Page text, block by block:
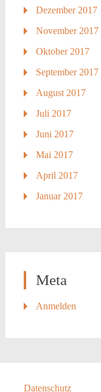
Dezember 2017
November 2017
Oktober 2017
September 2017
August 2017
Juli 2017
Juni 2017
Mai 2017
April 2017
Januar 2017
Meta
Anmelden
Datenschutz